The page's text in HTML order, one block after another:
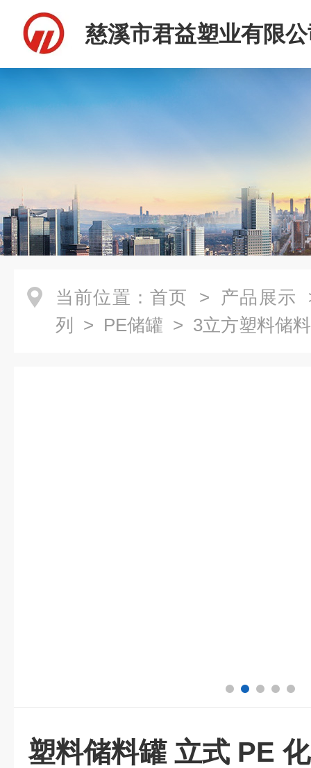
慈溪市君益塑业有限
当前位置： 首页 > 产品展示
列
> PE储罐 > 3立方塑料储
塑料储料罐 立式 PE